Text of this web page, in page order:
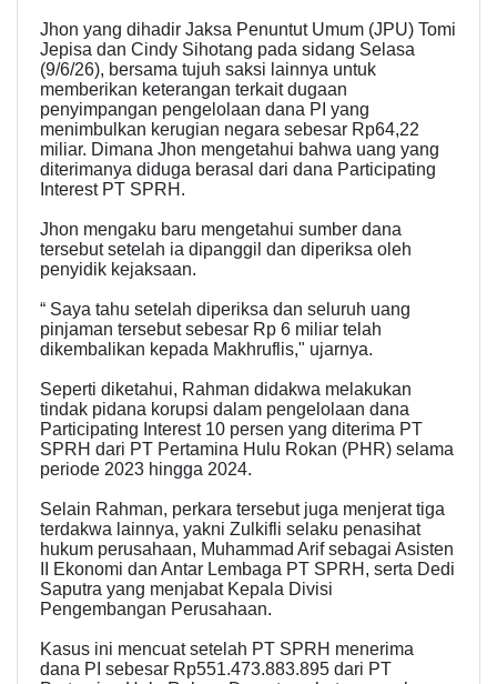
Jhon yang dihadir Jaksa Penuntut Umum (JPU) Tomi
Jepisa dan Cindy Sihotang pada sidang Selasa
(9/6/26), bersama tujuh saksi lainnya untuk
memberikan keterangan terkait dugaan
penyimpangan pengelolaan dana PI yang
menimbulkan kerugian negara sebesar Rp64,22
miliar. Dimana Jhon mengetahui bahwa uang yang
diterimanya diduga berasal dari dana Participating
Interest PT SPRH.
Jhon mengaku baru mengetahui sumber dana
tersebut setelah ia dipanggil dan diperiksa oleh
penyidik kejaksaan.
“ Saya tahu setelah diperiksa dan seluruh uang
pinjaman tersebut sebesar Rp 6 miliar telah
dikembalikan kepada Makhruflis," ujarnya.
Seperti diketahui, Rahman didakwa melakukan
tindak pidana korupsi dalam pengelolaan dana
Participating Interest 10 persen yang diterima PT
SPRH dari PT Pertamina Hulu Rokan (PHR) selama
periode 2023 hingga 2024.
Selain Rahman, perkara tersebut juga menjerat tiga
terdakwa lainnya, yakni Zulkifli selaku penasihat
hukum perusahaan, Muhammad Arif sebagai Asisten
II Ekonomi dan Antar Lembaga PT SPRH, serta Dedi
Saputra yang menjabat Kepala Divisi
Pengembangan Perusahaan.
Kasus ini mencuat setelah PT SPRH menerima
dana PI sebesar Rp551.473.883.895 dari PT